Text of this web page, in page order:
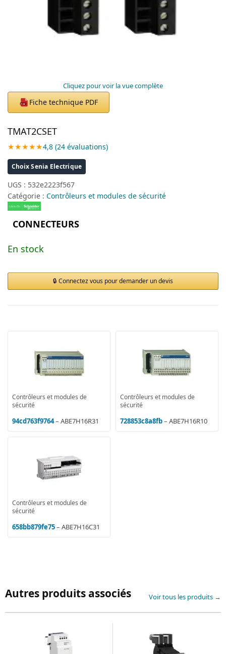
Cliquez pour voir la vue complète
PDF Fiche technique PDF
TMAT2CSET
★★★★★4,8 (24 évaluations)
Choix Senia Electrique
UGS : 532e2223f567
Catégorie : Contrôleurs et modules de sécurité
CONNECTEURS
En stock
Connectez vous pour demander un devis
Contrôleurs et modules de
sécurité
94cd763f9764– ABE7H16R31
Contrôleurs et modules de
sécurité
728853c8a8fb– ABE7H16R10
Contrôleurs et modules de
sécurité
658bb879fe75– ABE7H16C31
Autres produits associés Voir tous les produits →